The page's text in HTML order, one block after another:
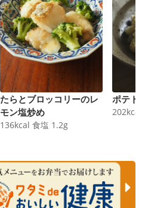
たらとブロッコリーのレ
モン塩炒め
136kcal 食塩 1.2g
ポテト
202kcal